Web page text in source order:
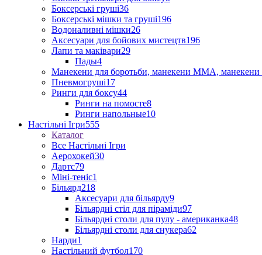
Боксерські груші36
Боксерські мішки та груші196
Водоналивні мішки26
Аксесуари для бойових мистецтв196
Лапи та маківари29
Пады4
Манекени для боротьби, манекени ММА, манекени
Пневмогруші17
Ринги для боксу44
Ринги на помосте8
Ринги напольные10
Настільні Ігри555
Каталог
Все Настільні Ігри
Аерохокей30
Дартс79
Міні-теніс1
Більярд218
Аксесуари для більярду9
Більярдні стіл для піраміди97
Більярдні столи для пулу - американка48
Більярдні столи для снукера62
Нарди1
Настільний футбол170